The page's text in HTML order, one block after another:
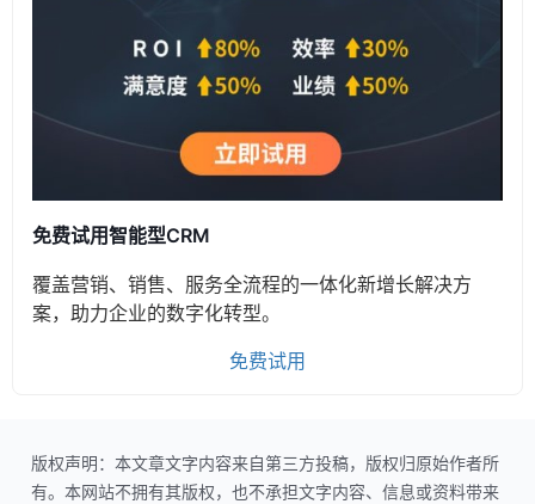
免费试用智能型CRM
覆盖营销、销售、服务全流程的一体化新增长解决方
案，助力企业的数字化转型。
免费试用
版权声明：本文章文字内容来自第三方投稿，版权归原始作者所
有。本网站不拥有其版权，也不承担文字内容、信息或资料带来